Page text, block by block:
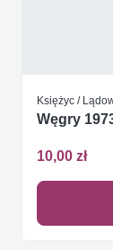
Księżyc /
Węgry
10,00 zł